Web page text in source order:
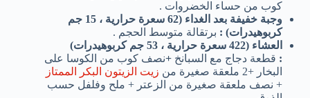
كوب من حساء الخضروات .
وجبة خفيفة بعد الغداء
(62 سعرة حرارية ، 15 جم
كربوهيدرات) : برتقالة متوسط الحجم .
العشاء (422 سعرة حرارية ، 53 جم كربوهيدرات)
: قطعة دجاج مع السبانخ +نصف كوب من الكوسا على
البخار +2 ملعقة صغيرة من
زيت الزيتون البكر الممتاز
+ نصف ملعقة صغيرة من الزعتر + ملح وفلفل حسب